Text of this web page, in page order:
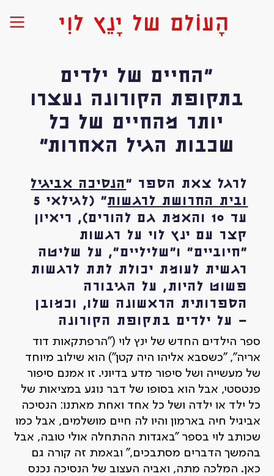
הָעוֹלם של יָנֵץ לוִי
"החיים של ילדים
בתקופת הקורונה נעצרו
יותר מהחיים של כל
שכבות הגיל האחרות״
לרגל צאת הספר "הנסיכה אביגיל
ובית החרושת לרגשות
" (לגילאי 5
עד 10 והאמת גם להורים), ריאיון
קצר עם ינץ לוי על רגשות
"חיוביים" ו"שליליים", על שליטה
רגשית לעומת יכולת לתת לרגשות
פשוט להיות, על הגיבורה
הספרותית הראשונה שלו, וכמובן
– על ילדים בתקופת הקורונה
ספר הילדים החדש של ינץ לוי ("הרפתקאות דוד
אריה", "כשסבא אליהו היה קטן") הוא שילוב מיוחד
של מעשייה ושל סיפור מדע בדיוני. זו אמנם סיפור
פנטסטי, אבל הוא בסופו של דבר נוגע במציאות של
כל ילד או ילדה ושל כל אחד ואחת מאתנו: הנסיכה
אביגיל חיה בארמון והיו לה חיים מושלמים, אבל כמו
שכותב לוי בספר "באגדות ההתחלה אולי טובה, אבל
בהמשך הדברים מסתבכים," ובאמת זה קורה גם
כאן. המלכה מתה, ואביה העצוב של הנסיכה נכנס